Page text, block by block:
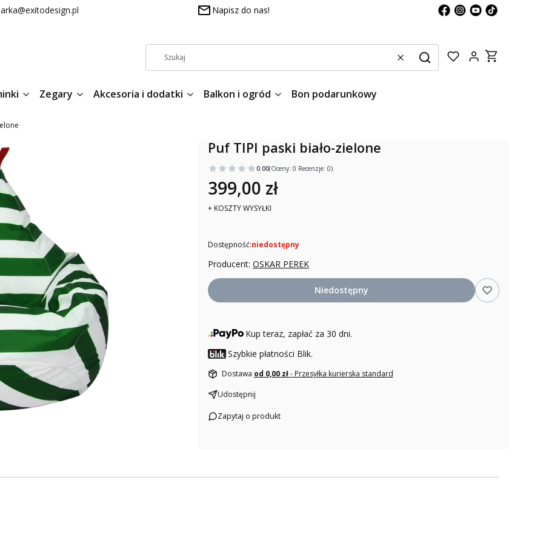
Napisz do nas!
WyczyśćSzukaj
Produkty w
Zegary Akcesoria i dodatki Balkon i ogród Bon podarunkowy
Puf TIPI paski biało-zielone
0.00(Oceny: 0 Recenzje: 0)
399,00 zł
+ KOSZTY WYSYŁKI
Dostępność:niedostępny
Producent: OSKAR PEREK
Niedostępny
Kup teraz, zapłać za 30 dni.
Szybkie płatności Blik.
Dostawa od 0,00 zł- Przesyłka kurierska standard
Udostępnij
Zapytaj o produkt